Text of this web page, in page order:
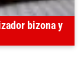
bizona y